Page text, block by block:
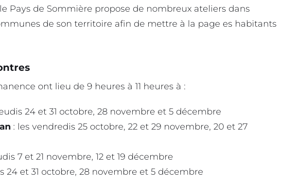
Pays de Sommière propose de nombreux ateliers dans
de son territoire afin de mettre à la page es habitants
ont lieu de 9 heures à 11 heures à :
24 et 31 octobre, 28 novembre et 5 décembre
: les vendredis 25 octobre, 22 et 29 novembre, 20 et 27
7 et 21 novembre, 12 et 19 décembre
24 et 31 octobre, 28 novembre et 5 décembre